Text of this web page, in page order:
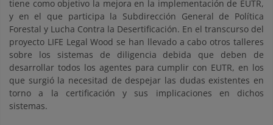
tiene como objetivo la mejora en la implementación de EUTR,
y en el que participa la Subdirección General de Política
Forestal y Lucha Contra la Desertificación. En el transcurso del
proyecto LIFE Legal Wood se han llevado a cabo otros talleres
sobre los sistemas de diligencia debida que deben de
desarrollar todos los agentes para cumplir con EUTR, en los
que surgió la necesitad de despejar las dudas existentes en
torno a la certificación y sus implicaciones en dichos
sistemas.